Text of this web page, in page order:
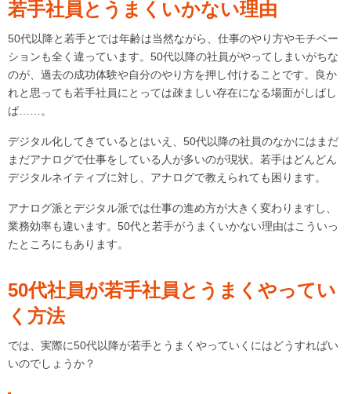
若手社員とうまくいかない理由
50代以降と若手とでは年齢は当然ながら、仕事のやり方やモチベー
ションも全く違っています。50代以降の社員がやってしまいがちな
のが、過去の成功体験や自分のやり方を押し付けることです。良か
れと思っても若手社員にとっては疎ましい存在になる場面がしばし
ば……。
デジタル化してきているとはいえ、50代以降の社員のなかにはまだ
まだアナログで仕事をしている人が多いのが現状。若手はどんどん
デジタルネイティブに対し、アナログで教えられても困ります。
アナログ派とデジタル派では仕事の進め方が大きく変わりますし、
業務効率も違います。50代と若手がうまくいかない理由はこういっ
たところにもあります。
50代社員が若手社員とうまくやってい
く方法
では、実際に50代以降が若手とうまくやっていくにはどうすればい
いのでしょうか？